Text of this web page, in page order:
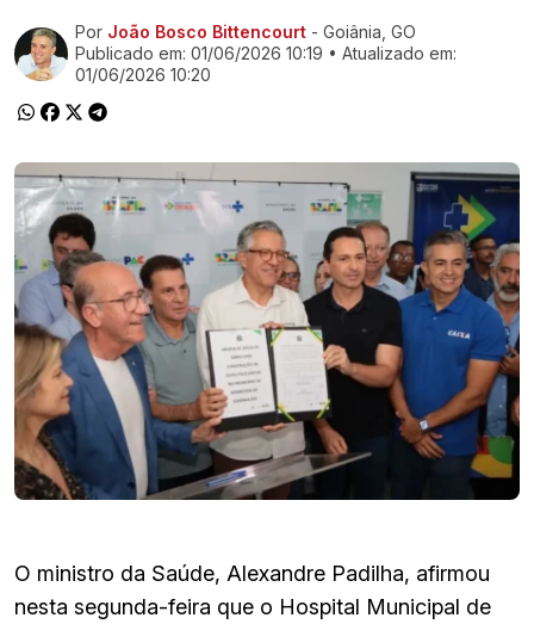
Ir direto pra matéria
Por João Bosco Bittencourt - Goiânia, GO
Publicado em:01/06/2026 10:19 • Atualizado em:
01/06/2026 10:20
O ministro da Saúde, Alexandre Padilha, afirmou
nesta segunda-feira que o Hospital Municipal de